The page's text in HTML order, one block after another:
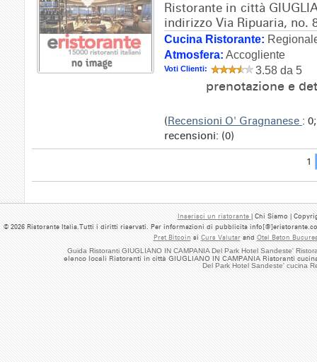
Guida Ristoranti GIUGLIANO IN CAMPANIA Del Park Hotel Sandeste'
elenco locali Ristoranti in città GIUGLIANO IN CAMPANIA Ristoranti
Del Park Hotel Sandeste' cucina
Ristorante in città
indirizzo Via Ripuaria, no.
Cucina Ristorante:
Atmosfera: Accogliente
Voti Clienti: 3.58 da 5
prenotazione e
(Recensioni O' Gragnanese :
recensioni: (0)
1
Inserisci un ristorante | Chi Siamo |
© 2026 Ristorante Italia.Tutti i diritti riservati. Per informazioni di pubblicita
Pret BitcoinsiCurs ValutarandOtel Beton